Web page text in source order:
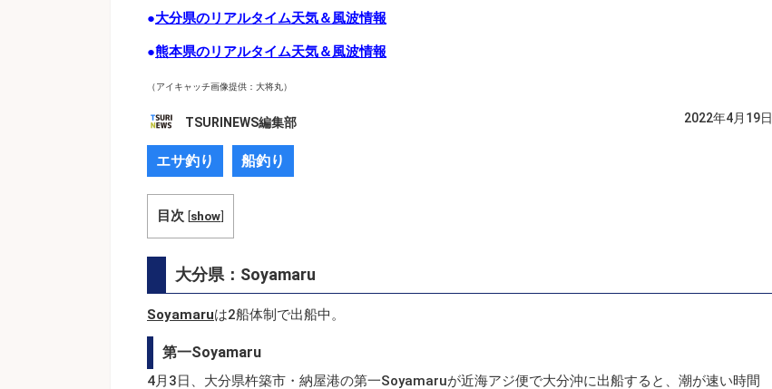
●大分県のリアルタイム天気＆風波情報
●熊本県のリアルタイム天気＆風波情報
（アイキャッチ画像提供：大将丸）
TSURINEWS編集部 2022年4月19日
エサ釣り 船釣り
目次 [show]
大分県：Soyamaru
Soyamaruは2船体制で出船中。
第一Soyamaru
4月3日、大分県杵築市・納屋港の第一Soyamaruが近海アジ便で大分沖に出船すると、潮が速い時間